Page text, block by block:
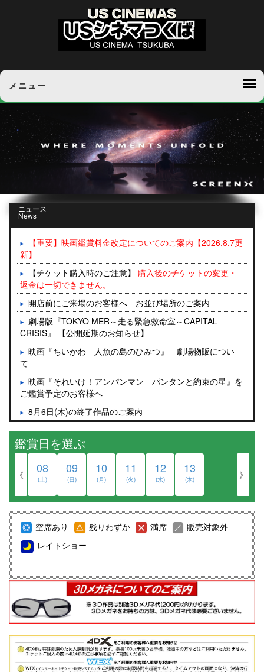
メニュー
ニュース
News
【重要】映画鑑賞料金改定についてのご案内【2026.8.7更
新】
【チケット購入時のご注意】 購入後のチケットの変更・
返金は一切できません。
開店前にご来場のお客様へ お並び場所のご案内
劇場版『TOKYO MER～走る緊急救命室～CAPITAL
CRISIS』 【公開延期のお知らせ】
映画『ちいかわ 人魚の島のひみつ』 劇場物販につい
て
映画『それいけ！アンパンマン パンタンと約束の星』を
ご鑑賞予定のお客様へ
8月6日(木)の終了作品のご案内
『モアナと伝説の海』映画公開記念、半券応募キャンペー
ンについて
4DX作品の効果について
『ScreenX with ADMIXシアター』2025年12月11日(木) グ
ランドオープンのお知らせ
映画館のマナーについて
【重要】ＵＳシネマつくばから「お支払いについて」のお
知らせ
WEXご購入メールが届かない件について
【重要】映画鑑賞料金改定についてのご案内
【重要】４ＤＸ鑑賞料金改定についてのご案内
【重要】4DX初体験の方は必ずこちらのページをお読みく
ださい
鑑賞日を選ぶ
《 08
(土)
09
(日)
10
(月)
11
(火)
12
(水)
13
(木) 》
空席あり 残りわずか 満席
販売対象外
レイトショー